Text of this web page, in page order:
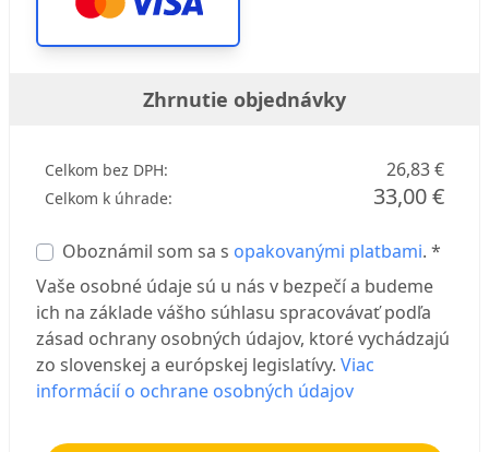
Zhrnutie objednávky
Celkom bez DPH: 26,83 €
Celkom k úhrade: 33,00 €
Oboznámil som sa s opakovanými platbami. *
Vaše osobné údaje sú u nás v bezpečí a budeme
ich na základe vášho súhlasu spracovávať podľa
zásad ochrany osobných údajov, ktoré vychádzajú
zo slovenskej a európskej legislatívy. Viac
informácií o ochrane osobných údajov